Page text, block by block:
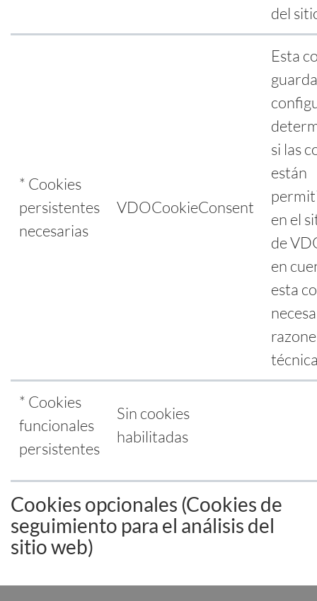
del
* Cookies
persistentes
necesarias
VDOCookieConsent
Esta
si las
están
en el
de
en
esta
* Cookies
funcionales
persistentes
Sin cookies
habilitadas
Cookies opcionales (Cookies de
seguimiento para el análisis del
sitio web)